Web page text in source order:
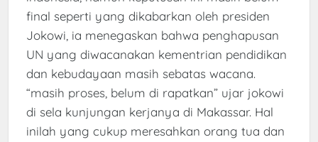
final seperti yang dikabarkan oleh presiden
Jokowi, ia menegaskan bahwa penghapusan
UN yang diwacanakan kementrian pendidikan
dan kebudayaan masih sebatas wacana.
“masih proses, belum di rapatkan” ujar jokowi
di sela kunjungan kerjanya di Makassar. Hal
inilah yang cukup meresahkan orang tua dan